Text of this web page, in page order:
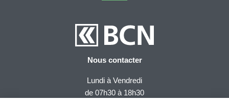
Nous contacter
Lundi à Vendredi
de 07h30 à 18h30